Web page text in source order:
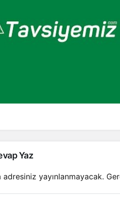
Yaz
adresiniz yayınlanmayacak.